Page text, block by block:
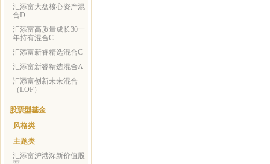
汇添富大盘核心资产混
合D
汇添富高质量成长30一
年持有混合C
汇添富新睿精选混合C
汇添富新睿精选混合A
汇添富创新未来混合
（LOF）
股票型基金
风格类
主题类
汇添富沪港深新价值股